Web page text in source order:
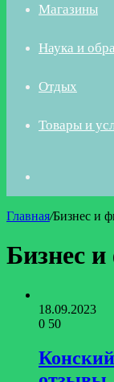
Магазины
Наука и
Отдых
Товары и
Главная/Бизнес и
Бизнес
18.09.2023
0 50